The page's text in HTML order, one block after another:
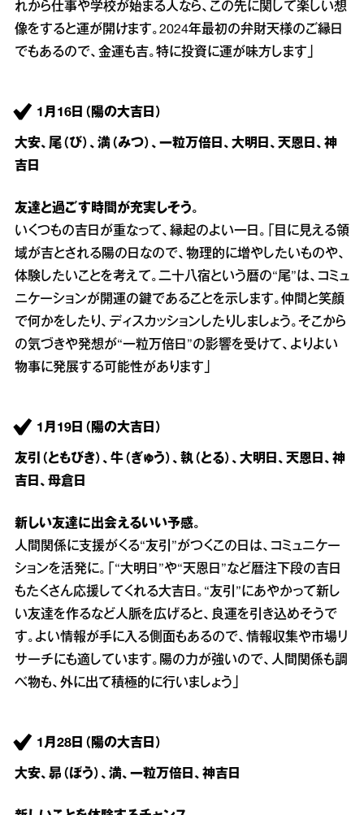
れから仕事や学校が始まる人なら、この先に関して楽しい想
像をすると運が開けます。2024年最初の弁財天様のご縁日
でもあるので、金運も吉。特に投資に運が味方します」
1月16日（陽の大吉日）
大安、尾（び）、満（みつ）、一粒万倍日、大明日、天恩日、神
吉日
友達と過ごす時間が充実しそう。
いくつもの吉日が重なって、縁起のよい一日。「目に見える領
域が吉とされる陽の日なので、物理的に増やしたいものや、
体験したいことを考えて。二十八宿という暦の“尾”は、コミュ
ニケーションが開運の鍵であることを示します。仲間と笑顔
で何かをしたり、ディスカッションしたりしましょう。そこから
の気づきや発想が“一粒万倍日”の影響を受けて、よりよい
物事に発展する可能性があります」
1月19日（陽の大吉日）
友引（ともびき）、牛（ぎゅう）、執（とる）、大明日、天恩日、神
吉日、母倉日
新しい友達に出会えるいい予感。
人間関係に支援がくる“友引”がつくこの日は、コミュニケー
ションを活発に。「“大明日”や“天恩日”など暦注下段の吉日
もたくさん応援してくれる大吉日。“友引”にあやかって新し
い友達を作るなど人脈を広げると、良運を引き込めそうで
す。よい情報が手に入る側面もあるので、情報収集や市場リ
サーチにも適しています。陽の力が強いので、人間関係も調
べ物も、外に出て積極的に行いましょう」
1月28日（陽の大吉日）
大安、昴（ぼう）、満、一粒万倍日、神吉日